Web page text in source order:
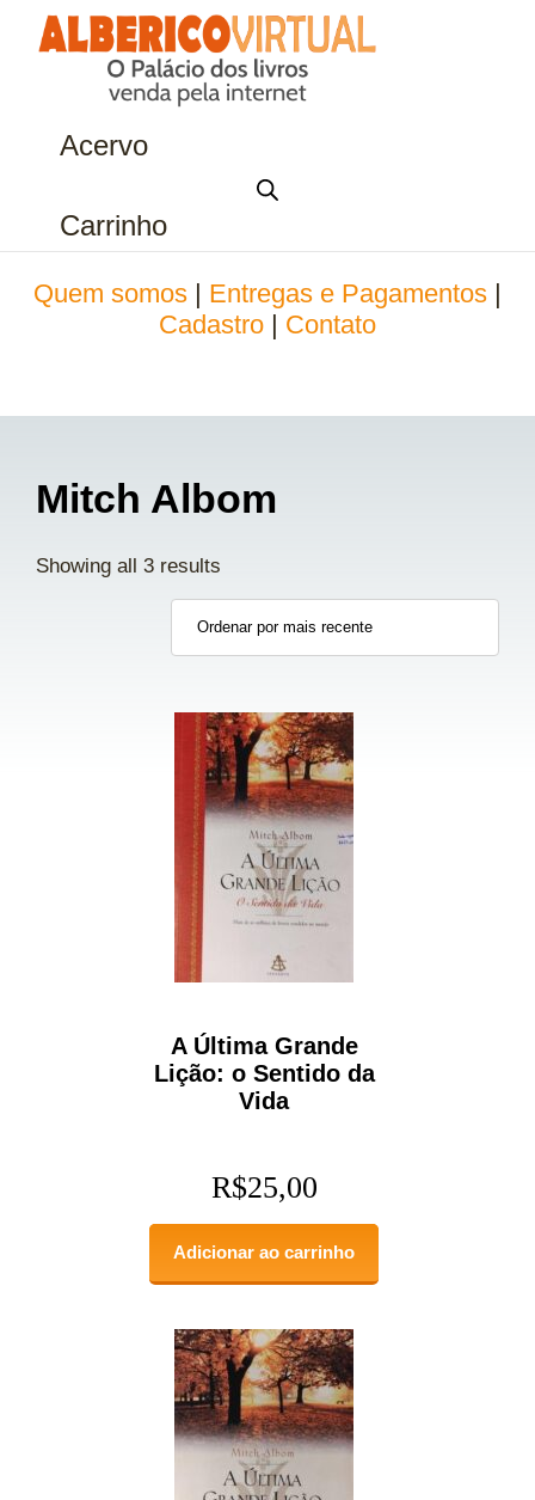
Acervo
Carrinho
Quem somos Entregas e Pagamentos
Cadastro
Contato
Mitch Albom
Showing all 3 results
A Última Grande
Lição: o Sentido da
Vida
R$25,00
Adicionar ao carrinho